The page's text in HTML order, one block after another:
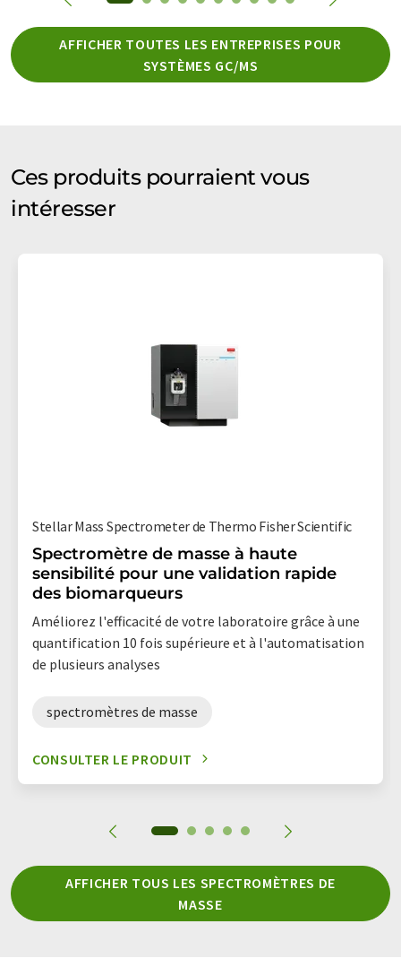
AFFICHER TOUTES LES ENTREPRISES POUR
SYSTÈMES GC/MS
Ces produits pourraient vous
intéresser
Stellar Mass Spectrometer de Thermo Fisher Scientific
Spectromètre de masse à haute
sensibilité pour une validation rapide
des biomarqueurs
Améliorez l'efficacité de votre laboratoire grâce à une
quantification 10 fois supérieure et à l'automatisation
de plusieurs analyses
spectromètres de masse
CONSULTER LE PRODUIT
AFFICHER TOUS LES SPECTROMÈTRES DE
MASSE